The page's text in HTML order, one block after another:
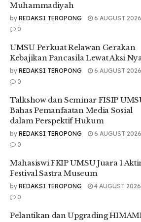
Rudianto juga menambahkan bahwa
bersama Temasek Polytechnic
guru dan tenaga pendidik di Indonesia.
“Muhammadiyah selalu berupaya
pengajaran setiap harinya. Karena itu,
peningkatan kualitas guru di
depan kita kekurangan biaya dan
ujarnya.
Dari pihak Temasek Polytechnic,
menyampaikan rasa terima kasih atas
yang diberikan oleh UMSU. Ia
pendidikan tinggi dalam membentuk
yang berguna bagi masyarakat.
“Dengan penuh rasa syukur, kami
kasih atas sambutan yang hangat dan
Muhammadiyah
by REDAKSI TEROPONG
6 AUGUST 2026
0
UMSU Perkuat Relawan Gerakan
Kebajikan Pancasila Lewat Aksi
by REDAKSI TEROPONG
6 AUGUST 2026
0
Talkshow dan Seminar FISIP
Bahas Pemanfaatan Media Sosial
dalam Perspektif Hukum
by REDAKSI TEROPONG
6 AUGUST 2026
0
Mahasiswi FKIP UMSU Juara 1
Festival Sastra Museum
by REDAKSI TEROPONG
4 AUGUST 2026
0
Pelantikan dan Upgrading